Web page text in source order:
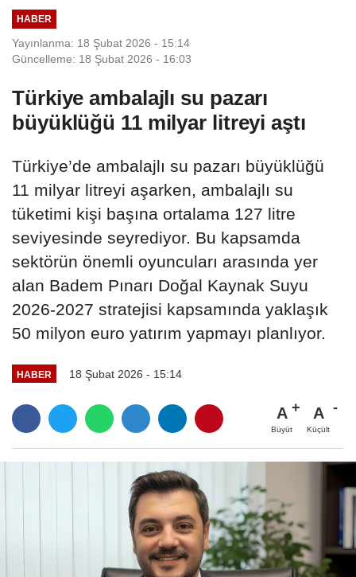
HABER
Yayınlanma: 18 Şubat 2026 - 15:14
Güncelleme: 18 Şubat 2026 - 16:03
Türkiye ambalajlı su pazarı
büyüklüğü 11 milyar litreyi aştı
Türkiye’de ambalajlı su pazarı büyüklüğü
11 milyar litreyi aşarken, ambalajlı su
tüketimi kişi başına ortalama 127 litre
seviyesinde seyrediyor. Bu kapsamda
sektörün önemli oyuncuları arasında yer
alan Badem Pınarı Doğal Kaynak Suyu
2026-2027 stratejisi kapsamında yaklaşık
50 milyon euro yatırım yapmayı planlıyor.
HABER 18 Şubat 2026 - 15:14
A
Büyüt
A
Küçült